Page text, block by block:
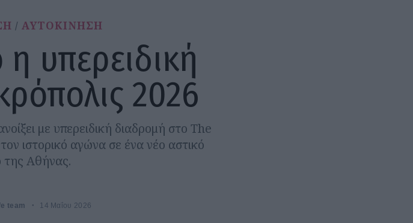
ΑΥΤΟΚΙΝΗΣΗ
υπερειδική
2026
με υπερειδική διαδρομή στο The
ιστορικό αγώνα σε ένα νέο αστικό
της Αθήνας.
team 14 Μαΐου 2026